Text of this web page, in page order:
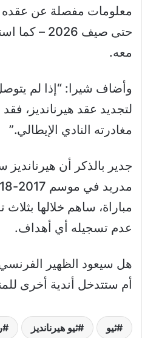
معلومات مفصلة عن عقده
حتى صيف
معه.
وأضاف شيرا: “إذا لم
لتجديد عقد هيرنانديز،
مغادرته النادي الإيطالي.”
جدير بالذكر أن
مباراة، ساهم خلالها
عدم تسجيله أي أهداف.
هل سيعود الظهير الفرنسي
أم ستتدخل أندية أخرى
ثيو ثيو هيرنانديز